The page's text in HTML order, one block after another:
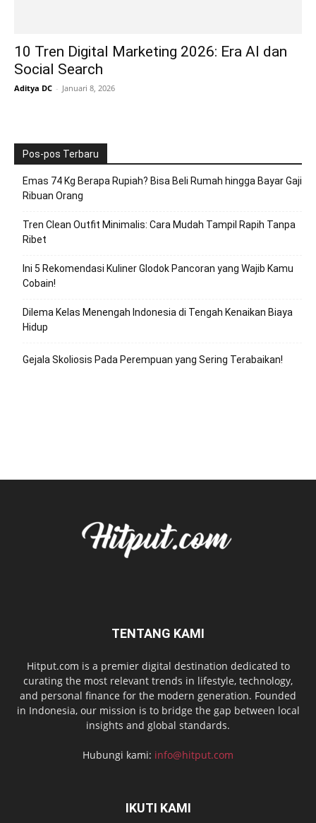
10 Tren Digital Marketing 2026: Era AI dan
Social Search
Aditya DC - Januari 8, 2026
Pos-pos Terbaru
Emas 74 Kg Berapa Rupiah? Bisa Beli Rumah hingga Bayar Gaji
Ribuan Orang
Tren Clean Outfit Minimalis: Cara Mudah Tampil Rapih Tanpa
Ribet
Ini 5 Rekomendasi Kuliner Glodok Pancoran yang Wajib Kamu
Cobain!
Dilema Kelas Menengah Indonesia di Tengah Kenaikan Biaya
Hidup
Gejala Skoliosis Pada Perempuan yang Sering Terabaikan!
TENTANG KAMI
Hitput.com is a premier digital destination dedicated to
curating the most relevant trends in lifestyle, technology,
and personal finance for the modern generation. Founded
in Indonesia, our mission is to bridge the gap between local
insights and global standards.
Hubungi kami: info@hitput.com
IKUTI KAMI